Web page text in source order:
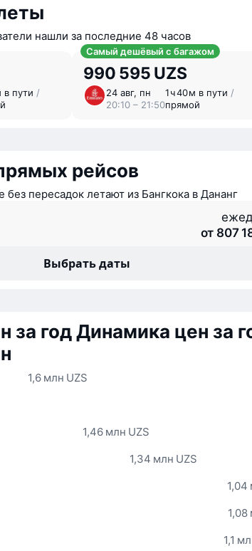
нашли за последние 48 часов
в пути /
Самый дешёвый с багажом
990 595 UZS
24 авг, пн
20:10 – 21:50
1 ⁠ч 40 ⁠м в пути /
прямой
рейсов
пересадок летают из Бангкока в Дананг
от 807
Выбрать даты
за годДинамика цен за
1,6 млн UZS
1,46 млн UZS
1,34 млн UZS
1,04
1,08
1,1